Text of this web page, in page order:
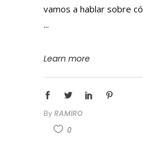
vamos a hablar sobre
Learn more
ByRAMIRO
0